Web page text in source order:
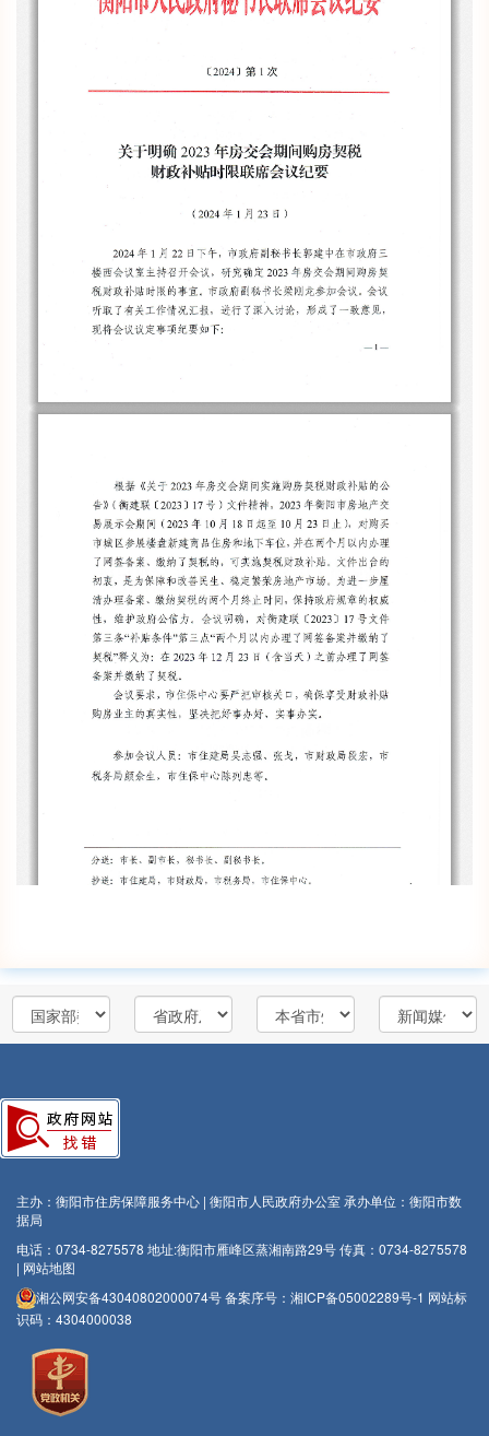
主办：衡阳市住房保障服务中心 | 衡阳市人民政府办公室承办单位：衡阳市数
据局
电话：0734-8275578 地址:衡阳市雁峰区蒸湘南路29号传真：0734-8275578
| 网站地图
湘公网安备43040802000074号备案序号： 湘ICP备05002289号-1 网站标
识码：4304000038